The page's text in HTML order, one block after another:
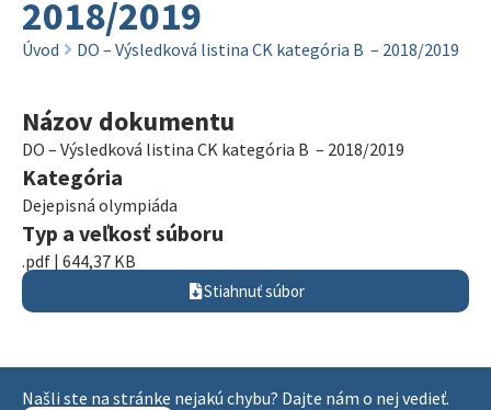
2018/2019
Úvod DO – Výsledková listina CK kategória B – 2018/2019
Názov dokumentu
DO – Výsledková listina CK kategória B – 2018/2019
Kategória
Dejepisná olympiáda
Typ a veľkosť súboru
.pdf | 644,37 KB
Stiahnuť súbor
Našli ste na stránke nejakú chybu? Dajte nám o nej vedieť.